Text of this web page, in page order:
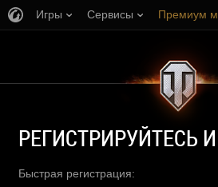
Игры Сервисы Премиум
РЕГИСТРИРУЙТЕСЬ
Быстрая регистрация: